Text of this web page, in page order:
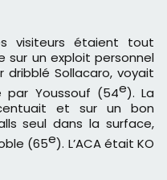
visiteurs étaient tout
sur un exploit personnel
dribblé Sollacaro, voyait
par Youssouf (54e). La
et sur un bon
seul dans la surface,
(65e). L’ACA était KO